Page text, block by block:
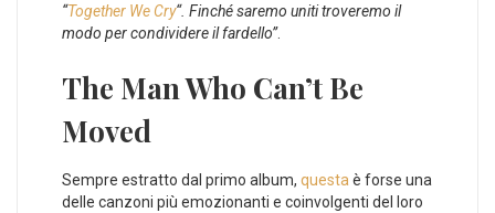
“Together We Cry“. Finché saremo uniti troveremo il
modo per condividere il fardello”.
The Man Who Can’t Be
Moved
Sempre estratto dal primo album, questa è forse una
delle canzoni più emozionanti e coinvolgenti del loro